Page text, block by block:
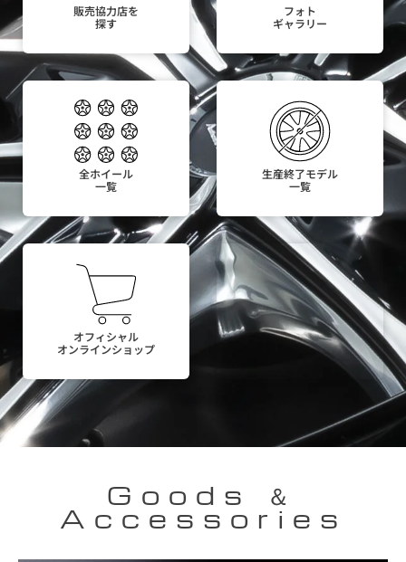
販売協力店を
探す
フォト
ギャラリー
全ホイール
一覧
生産終了モデル
一覧
オフィシャル
オンラインショップ
Goods ＆
Accessories